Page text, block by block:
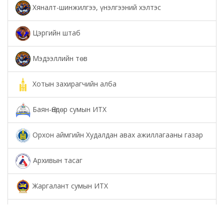
Хяналт-шинжилгээ, үнэлгээний хэлтэс
Цэргийн штаб
Мэдээллийн төв
Хотын захирагчийн алба
Баян-Өндөр сумын ИТХ
Орхон аймгийн Худалдан авах ажиллагааны газар
Архивын тасаг
Жаргалант сумын ИТХ